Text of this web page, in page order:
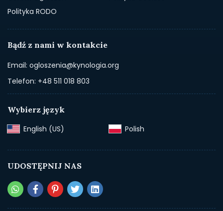
Polityka RODO
Bądź z nami w kontakcie
Email: ogloszenia@kynologia.org
Telefon: +48 511 018 803
Wybierz język
English (US)‎
Polish‎
UDOSTĘPNIJ NAS